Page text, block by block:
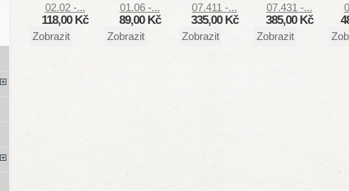
02.02 -...
118,00 Kč
Zobrazit
01.06 -...
89,00 Kč
Zobrazit
07.411 -...
335,00 Kč
Zobrazit
07.431 -...
385,00 Kč
Zobrazit